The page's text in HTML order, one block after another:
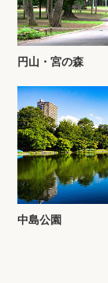
円山・宮の森
中島公園